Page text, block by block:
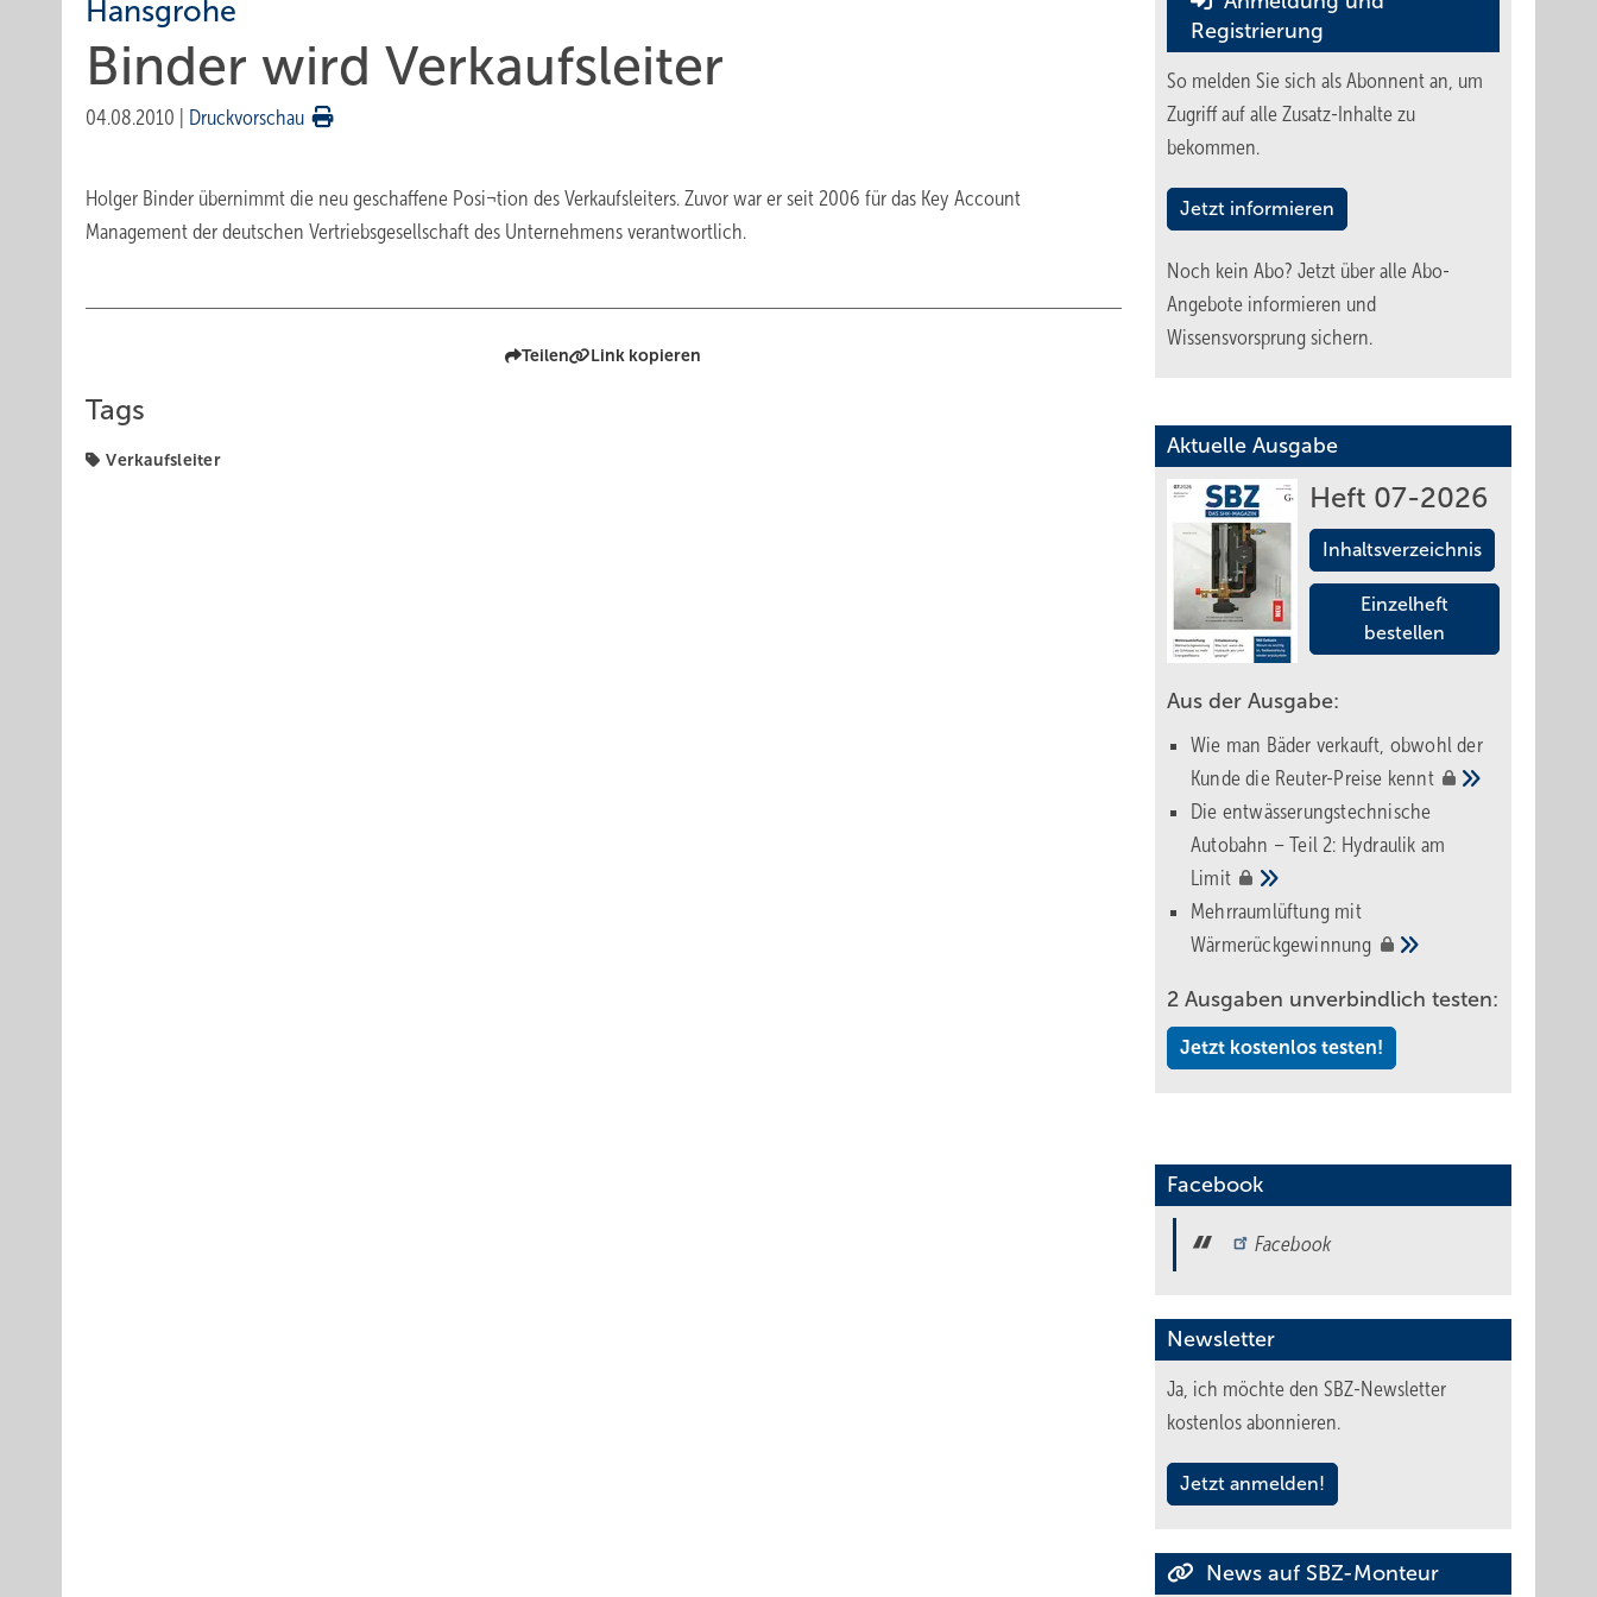
Hansgrohe
Binder wird Verkaufsleiter
04.08.2010 Druckvorschau
Holger Binder übernimmt die neu geschaffene Posi¬tion des Verkaufsleiters. Zuvor war er seit 2006 für das Key Account
Management der deutschen Vertriebsgesellschaft des Unternehmens verantwortlich.
Teilen Link kopieren
Tags
Verkaufsleiter
Registrierung
So melden Sie sich als Abonnent an, um
Zugriff auf alle Zusatz-Inhalte zu
bekommen.
Jetzt informieren
Noch kein Abo? Jetzt über alle Abo-
Angebote informieren und
Wissensvorsprung sichern.
Aktuelle Ausgabe
Heft 07-2026
Inhaltsverzeichnis
Einzelheft
bestellen
Aus der Ausgabe:
Wie man Bäder verkauft, obwohl der
Kunde die Reuter-Preise kennt
Die entwässerungstechnische
Autobahn – Teil 2: Hydraulik am
Limit
Mehrraumlüftung mit
Wärmerückgewinnung
2 Ausgaben unverbindlich testen:
Jetzt kostenlos testen!
Facebook
Facebook
Newsletter
Ja, ich möchte den SBZ-Newsletter
kostenlos abonnieren.
Jetzt anmelden!
News auf SBZ-Monteur